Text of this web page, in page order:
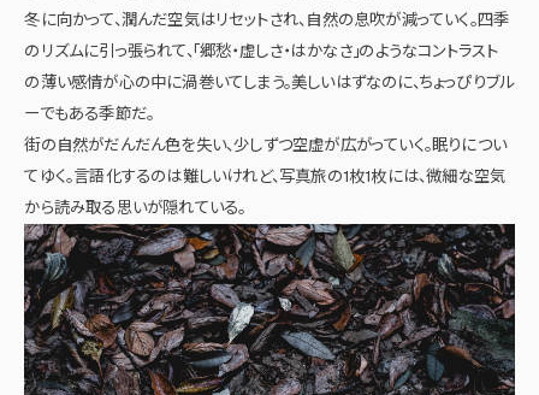
冬に向かって、潤んだ空気はリセットされ、自然の息吹が減っていく。四季
のリズムに引っ張られて、「郷愁・虚しさ・はかなさ」のようなコントラスト
の薄い感情が心の中に渦巻いてしまう。美しいはずなのに、ちょっぴりブル
ーでもある季節だ。
街の自然がだんだん色を失い、少しずつ空虚が広がっていく。眠りについ
てゆく。言語化するのは難しいけれど、写真旅の1枚1枚には、微細な空気
から読み取る思いが隠れている。